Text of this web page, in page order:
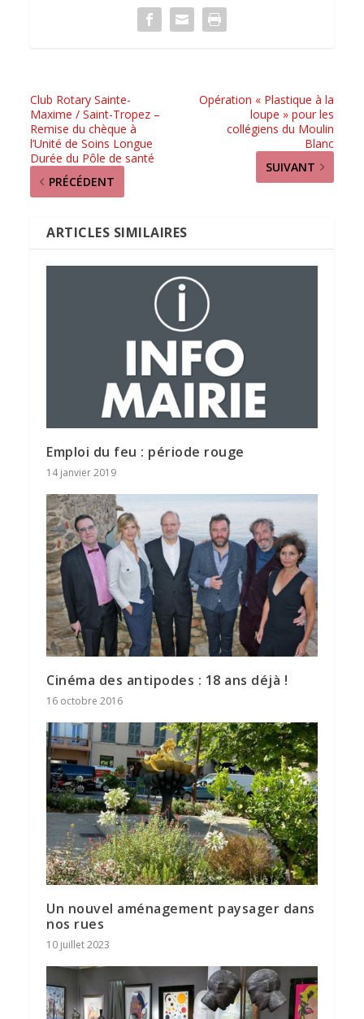
Club Rotary Sainte-
Maxime / Saint-Tropez –
Remise du chèque à
l’Unité de Soins Longue
Durée du Pôle de santé
PRÉCÉDENT
Opération « Plastique à la
loupe » pour les
collégiens du Moulin
Blanc
SUIVANT
ARTICLES SIMILAIRES
Emploi du feu : période rouge
14 janvier 2019
Cinéma des antipodes : 18 ans déjà !
16 octobre 2016
Un nouvel aménagement paysager dans
nos rues
10 juillet 2023